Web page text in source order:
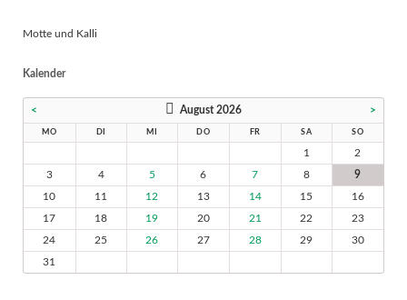
Motte und Kalli
Kalender
< August 2026 >
MO DI MI DO FR SA SO
1
2
3
4 5 6 7 8
9
10
11 12 13 14 15
16
17
18 19 20 21 22
23
24
25 26 27 28 29
30
31